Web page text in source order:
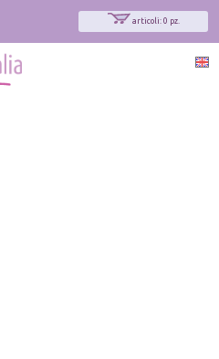
articoli: 0 pz.